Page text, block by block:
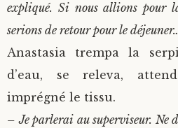
expliqué. Si nous allions pour
serions de retour pour le
Anastasia trempa la
d’eau, se releva,
imprégné le tissu.
– Je parlerai au superviseur. Ne